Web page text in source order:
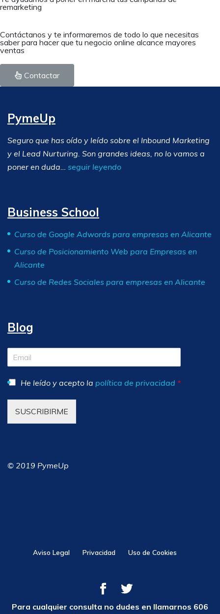
remarketing
Contáctanos y te informaremos de todo lo que necesitas
saber para hacer que tu negocio online alcance mayores
ventas
Contactar
PymeUp
Seguro que has oído y leído sobre el Inbound Marketing
y el Lead Nurturing. Son grandes ideas, no lo vamos a
poner en duda… seguir leyendo
Business School
Curso de Google Adwords para empresas en Alicante
Curso de Posicionamiento Web para Empresas en
Alicante
Curso de Redes Sociales para empresas en Alicante
Blog
He leído y acepto la política de privacidad *
SUSCRIBIRME
© 2019 PymeUp
Aviso Legal Privacidad Uso de Cookies
Para cualquier consulta no dudes en llamarnos 606